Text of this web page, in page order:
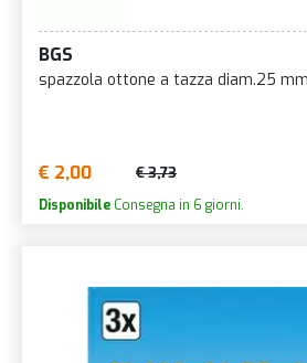
BGS
spazzola ottone a tazza diam.25
€ 2,00 € 3,73
Disponibile Consegna in 6 giorni.